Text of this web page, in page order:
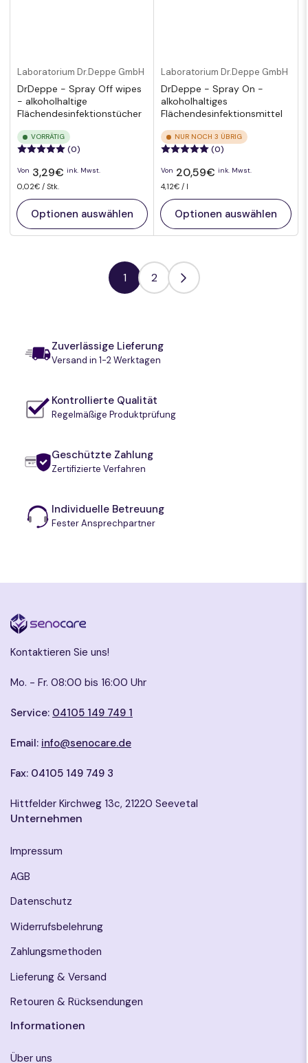
Laboratorium Dr.Deppe GmbH
DrDeppe - Spray Off wipes
- alkoholhaltige
Flächendesinfektionstücher
VORRÄTIG
(0)
Normaler
Preis
Von 3,29€ ink. Mwst.
Preis
pro
Einheit
0,02€ / pro
Stk.
Optionen auswählen
Laboratorium Dr.Deppe GmbH
DrDeppe - Spray On -
alkoholhaltiges
Flächendesinfektionsmittel
NUR NOCH 3 ÜBRIG
(0)
Normaler
Preis
Von 20,59€ ink. Mwst.
Preis
pro
Einheit
4,12€ / pro
l
Optionen auswählen
1 2
Zuverlässige Lieferung
Versand in 1-2 Werktagen
Kontrollierte Qualität
Regelmäßige Produktprüfung
Geschützte Zahlung
Zertifizierte Verfahren
Individuelle Betreuung
Fester Ansprechpartner
Kontaktieren Sie uns!
Mo. - Fr. 08:00 bis 16:00 Uhr
Service: 04105 149 749 1
Email: info@senocare.de
Fax: 04105 149 749 3
Hittfelder Kirchweg 13c, 21220 Seevetal
Unternehmen
Impressum
AGB
Datenschutz
Widerrufsbelehrung
Zahlungsmethoden
Lieferung & Versand
Retouren & Rücksendungen
Informationen
Über uns